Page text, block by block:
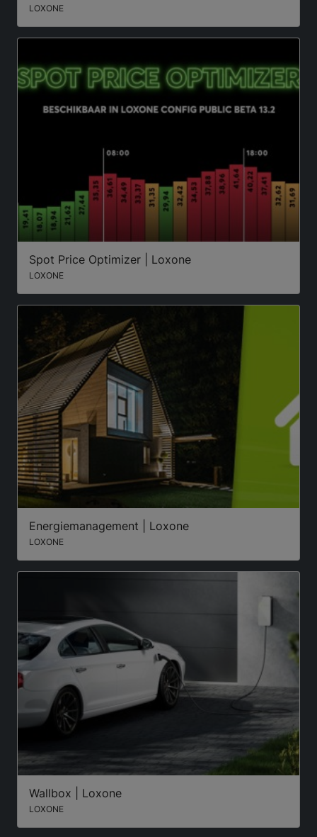
LOXONE
Spot Price Optimizer | Loxone
LOXONE
Energiemanagement | Loxone
LOXONE
Wallbox | Loxone
LOXONE